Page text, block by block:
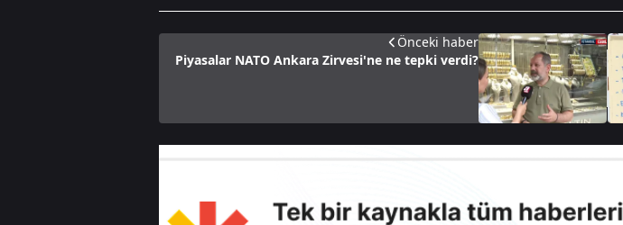
Önceki haber
Piyasalar NATO Ankara Zirvesi'ne ne tepki verdi?